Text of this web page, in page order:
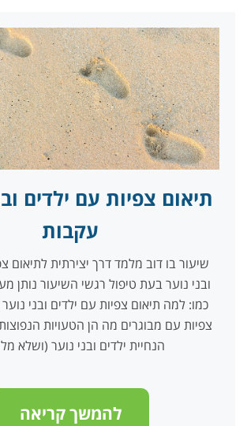
תיאום צפיות עם ילדים
עקבות
שיעור בו דוב מלמד דרך יצירתית לתיאום
ובני נוער בעת טיפול רגשי השיעור נותן
כמו: למה תיאום צפיות עם ילדים ובני
צפיות עם מבוגרים מה הן הטעויות
הנחיית ילדים ובני נוער (ושלא
להמשך קריאה